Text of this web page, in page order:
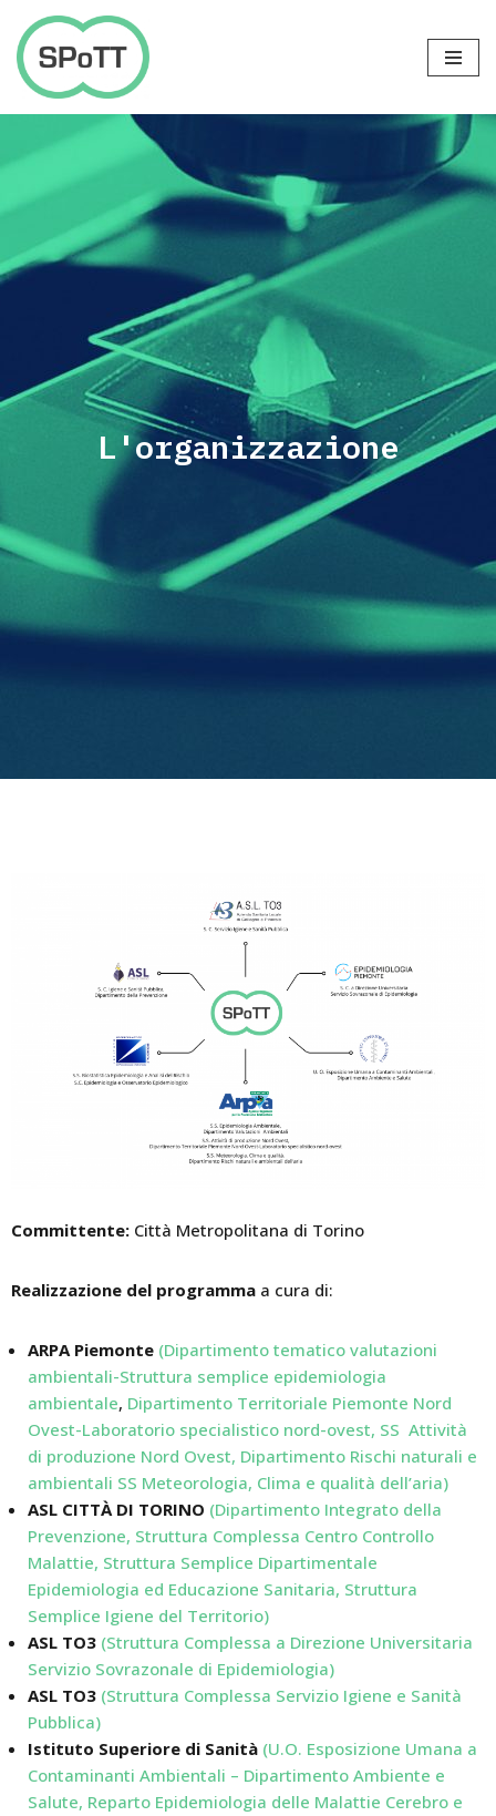
Vai
al
contenuto
L'organizzazione
Committente: Città Metropolitana di Torino
Realizzazione del programma a cura di:
ARPA Piemonte (Dipartimento tematico valutazioni
ambientali-Struttura semplice epidemiologia
ambientale, Dipartimento Territoriale Piemonte Nord
Ovest-Laboratorio specialistico nord-ovest, SS Attività
di produzione Nord Ovest, Dipartimento Rischi naturali e
ambientali SS Meteorologia, Clima e qualità dell’aria)
ASL CITTÀ DI TORINO (Dipartimento Integrato della
Prevenzione, Struttura Complessa Centro Controllo
Malattie, Struttura Semplice Dipartimentale
Epidemiologia ed Educazione Sanitaria, Struttura
Semplice Igiene del Territorio)
ASL TO3 (Struttura Complessa a Direzione Universitaria
Servizio Sovrazonale di Epidemiologia)
ASL TO3 (Struttura Complessa Servizio Igiene e Sanità
Pubblica)
Istituto Superiore di Sanità (U.O. Esposizione Umana a
Contaminanti Ambientali – Dipartimento Ambiente e
Salute, Reparto Epidemiologia delle Malattie Cerebro e